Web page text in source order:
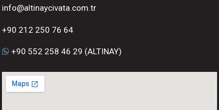
info@altinaycivata.com.tr
+90 212 250 76 64
+90 552 258 46 29 (ALTINAY)